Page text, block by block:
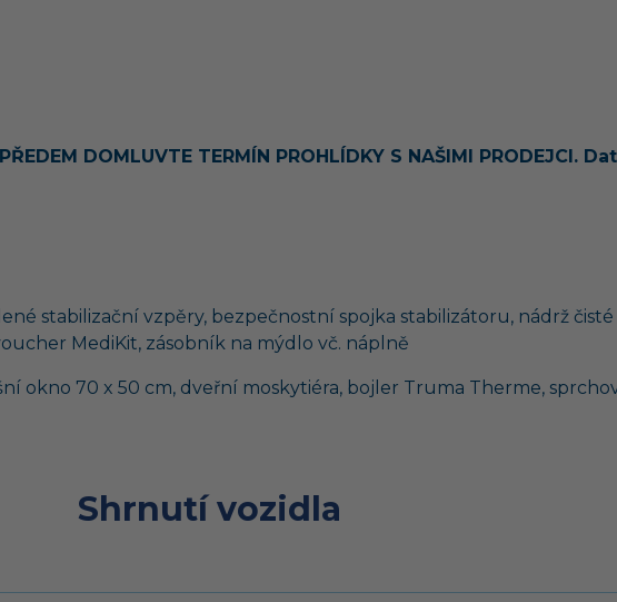
DOMLUVTE TERMÍN PROHLÍDKY S NAŠIMI PRODEJCI.
stabilizační vzpěry, bezpečnostní spojka stabilizátoru, nádrž
MediKit, zásobník na mýdlo vč. náplně
okno 70 x 50 cm, dveřní moskytiéra, bojler Truma Therme,
Shrnutí vozidla